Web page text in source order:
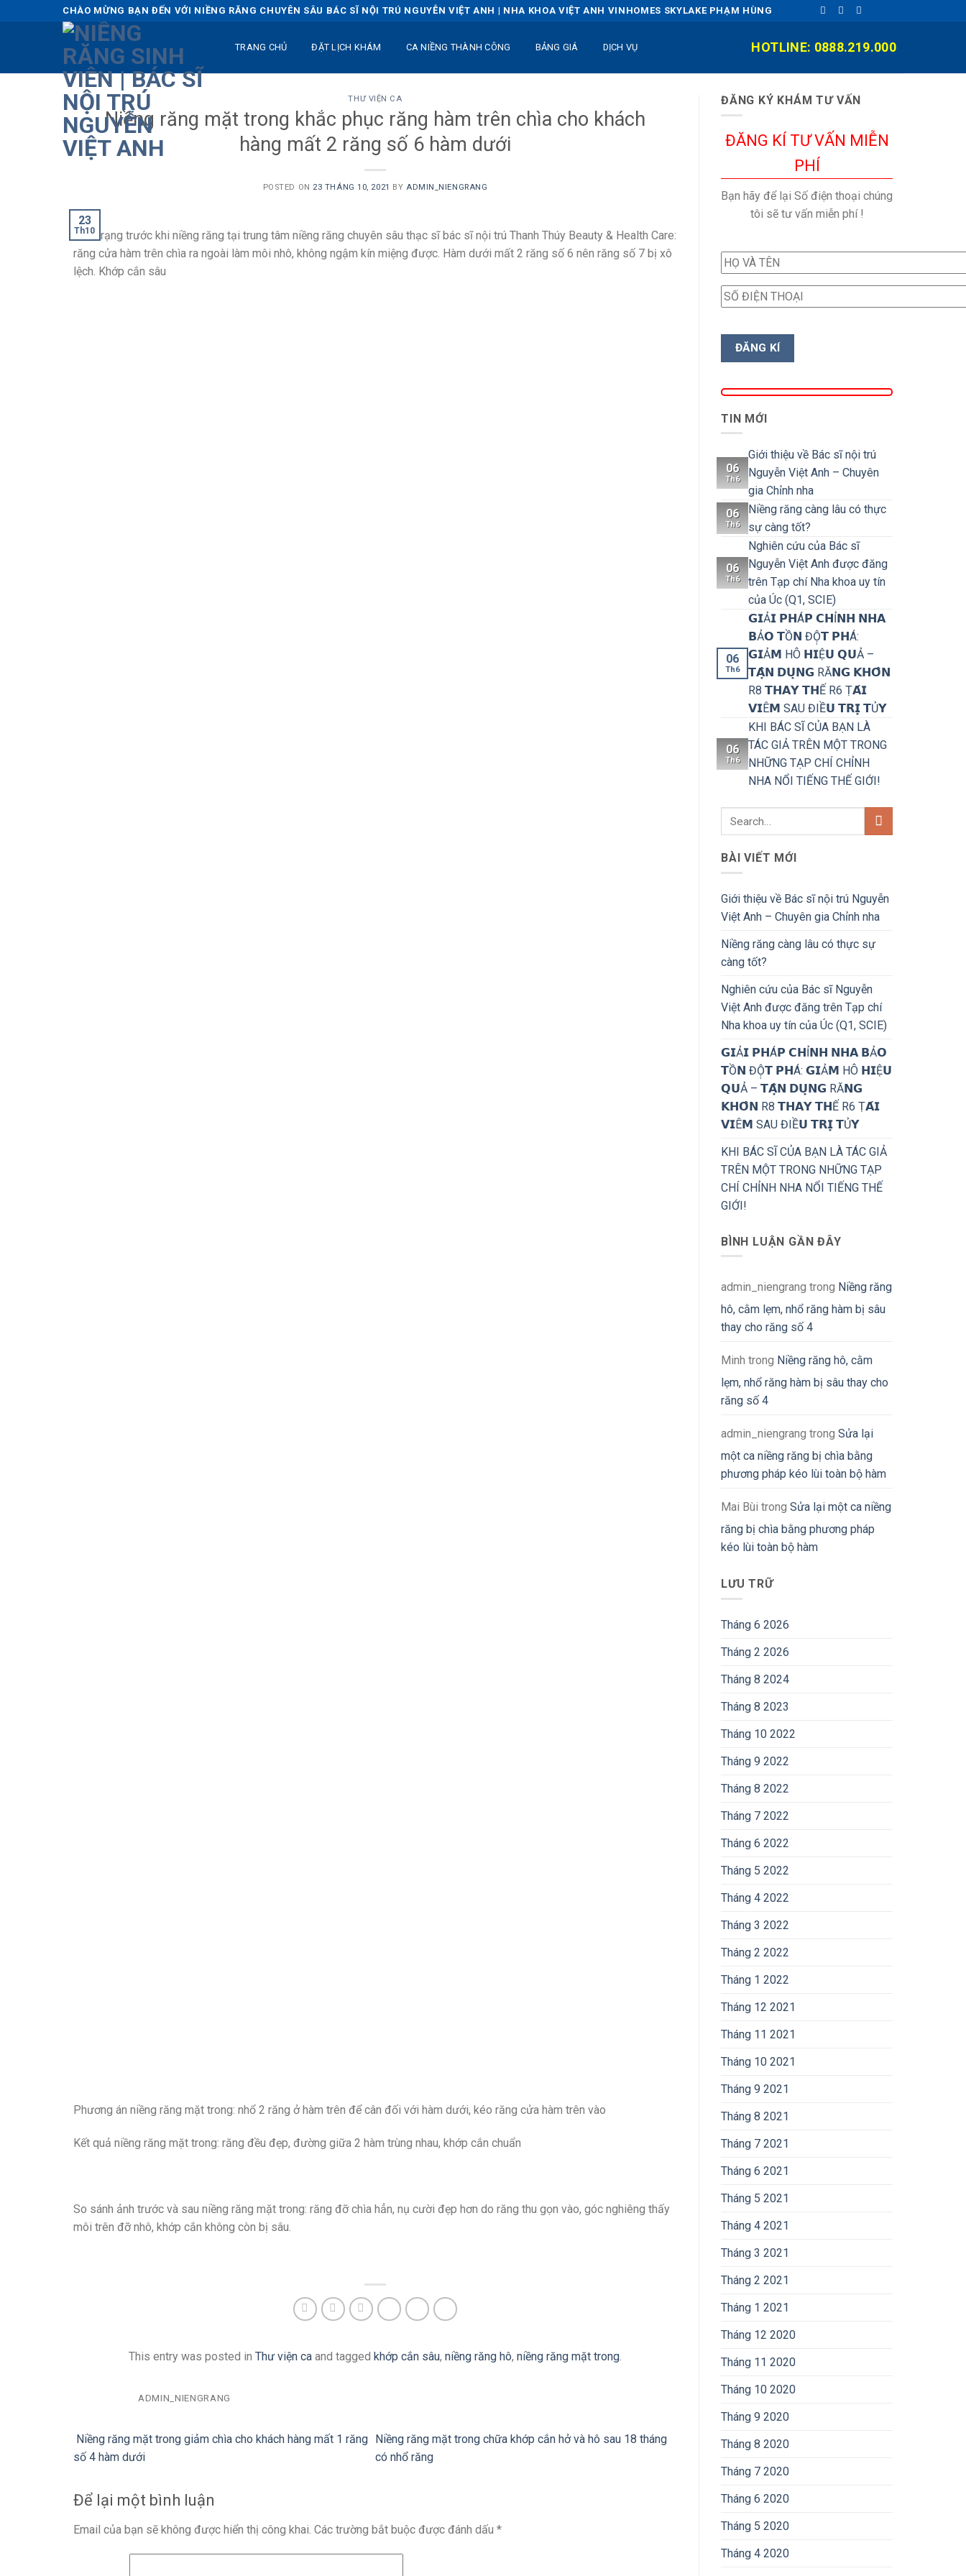
to
CHÀO MỪNG BẠN ĐẾN VỚI NIỀNG RĂNG CHUYÊN SÂU BÁC SĨ NỘI TRÚ NGUYỄN VIỆT ANH | NHA KHOA VIỆT ANH VINHOMES SKYLAKE PHẠM HÙNG
TRANG CHỦ ĐẶT LỊCH KHÁM CA NIỀNG THÀNH CÔNG BẢNG GIÁ DỊCH VỤ HOTLINE: 0888.219.000
THƯ VIỆN CA
Niềng răng mặt trong khắc phục răng hàm trên chìa cho khách
hàng mất 2 răng số 6 hàm dưới
POSTED ON 23 THÁNG 10, 2021 BY ADMIN_NIENGRANG
23
Th10
Tình trạng trước khi niềng răng tại trung tâm niềng răng chuyên sâu thạc sĩ bác sĩ nội trú Thanh Thúy Beauty & Health Care:
răng cửa hàm trên chìa ra ngoài làm môi nhô, không ngậm kín miệng được. Hàm dưới mất 2 răng số 6 nên răng số 7 bị xô
lệch. Khớp cắn sâu
Phương án niềng răng mặt trong: nhổ 2 răng ở hàm trên để cân đối với hàm dưới, kéo răng cửa hàm trên vào
Kết quả niềng răng mặt trong: răng đều đẹp, đường giữa 2 hàm trùng nhau, khớp cắn chuẩn
So sánh ảnh trước và sau niềng răng mặt trong: răng đỡ chìa hẳn, nụ cười đẹp hơn do răng thu gọn vào, góc nghiêng thấy
môi trên đỡ nhô, khớp cắn không còn bị sâu.
This entry was posted in Thư viện ca and tagged khớp cắn sâu, niềng răng hô, niềng răng mặt trong.
ADMIN_NIENGRANG
Niềng răng mặt trong giảm chìa cho khách hàng mất 1 răng
số 4 hàm dưới
Niềng răng mặt trong chữa khớp cắn hở và hô sau 18 tháng
có nhổ răng
Để lại một bình luận
Email của bạn sẽ không được hiển thị công khai. Các trường bắt buộc được đánh dấu *
ĐĂNG KÝ KHÁM TƯ VẤN
ĐĂNG KÍ TƯ VẤN MIỄN
PHÍ
Bạn hãy để lại Số điện thoại chúng
tôi sẽ tư vấn miễn phí !
TIN MỚI
06
Th6
Giới thiệu về Bác sĩ nội trú
Nguyễn Việt Anh – Chuyên
gia Chỉnh nha
06
Th6
Niềng răng càng lâu có thực
sự càng tốt?
06
Th6
Nghiên cứu của Bác sĩ
Nguyễn Việt Anh được đăng
trên Tạp chí Nha khoa uy tín
của Úc (Q1, SCIE)
06
Th6
𝗚𝗜Ả𝗜 𝗣𝗛Á𝗣 𝗖𝗛Ỉ𝗡𝗛 𝗡𝗛𝗔
𝗕Ả𝗢 𝗧Ồ𝗡 ĐỘ̣𝗧 𝗣𝗛Á:
𝗚𝗜Ả𝗠 HÔ 𝗛𝗜Ệ𝗨 𝗤𝗨Ả –
𝗧𝗔̣̂𝗡 𝗗𝗨̣𝗡𝗚 RĂ𝗡𝗚 𝗞𝗛𝗢̂𝗡
R8 𝗧𝗛𝗔𝗬 𝗧𝗛Ế R6 Ṭ𝗔́𝗜
𝗩𝗜Ê𝗠 SAU ĐIỀ𝗨 𝗧𝗥𝗜̣ 𝗧Ủ𝗬
06
Th6
KHI BÁC SĨ CỦA BẠN LÀ
TÁC GIẢ TRÊN MỘT TRONG
NHỮNG TẠP CHÍ CHỈNH
NHA NỔI TIẾNG THẾ GIỚI!
BÀI VIẾT MỚI
Giới thiệu về Bác sĩ nội trú Nguyễn
Việt Anh – Chuyên gia Chỉnh nha
Niềng răng càng lâu có thực sự
càng tốt?
Nghiên cứu của Bác sĩ Nguyễn
Việt Anh được đăng trên Tạp chí
Nha khoa uy tín của Úc (Q1, SCIE)
𝗚𝗜Ả𝗜 𝗣𝗛Á𝗣 𝗖𝗛Ỉ𝗡𝗛 𝗡𝗛𝗔 𝗕Ả𝗢
𝗧Ồ𝗡 ĐỘ̣𝗧 𝗣𝗛Á: 𝗚𝗜Ả𝗠 HÔ 𝗛𝗜Ệ𝗨
𝗤𝗨Ả – 𝗧𝗔̣̂𝗡 𝗗𝗨̣𝗡𝗚 RĂ𝗡𝗚
𝗞𝗛𝗢̂𝗡 R8 𝗧𝗛𝗔𝗬 𝗧𝗛Ế R6 Ṭ𝗔́𝗜
𝗩𝗜Ê𝗠 SAU ĐIỀ𝗨 𝗧𝗥𝗜̣ 𝗧Ủ𝗬
KHI BÁC SĨ CỦA BẠN LÀ TÁC GIẢ
TRÊN MỘT TRONG NHỮNG TẠP
CHÍ CHỈNH NHA NỔI TIẾNG THẾ
GIỚI!
BÌNH LUẬN GẦN ĐÂY
admin_niengrang trong Niềng răng
hô, cằm lẹm, nhổ răng hàm bị sâu
thay cho răng số 4
Minh trong Niềng răng hô, cằm
lẹm, nhổ răng hàm bị sâu thay cho
răng số 4
admin_niengrang trong Sửa lại
một ca niềng răng bị chìa bằng
phương pháp kéo lùi toàn bộ hàm
Mai Bùi trong Sửa lại một ca niềng
răng bị chìa bằng phương pháp
kéo lùi toàn bộ hàm
LƯU TRỮ
Tháng 6 2026
Tháng 2 2026
Tháng 8 2024
Tháng 8 2023
Tháng 10 2022
Tháng 9 2022
Tháng 8 2022
Tháng 7 2022
Tháng 6 2022
Tháng 5 2022
Tháng 4 2022
Tháng 3 2022
Tháng 2 2022
Tháng 1 2022
Tháng 12 2021
Tháng 11 2021
Tháng 10 2021
Tháng 9 2021
Tháng 8 2021
Tháng 7 2021
Tháng 6 2021
Tháng 5 2021
Tháng 4 2021
Tháng 3 2021
Tháng 2 2021
Tháng 1 2021
Tháng 12 2020
Tháng 11 2020
Tháng 10 2020
Tháng 9 2020
Tháng 8 2020
Tháng 7 2020
Tháng 6 2020
Tháng 5 2020
Tháng 4 2020